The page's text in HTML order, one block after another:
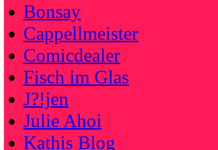
Bonsay
Cappellmeister
Comicdealer
Fisch im Glas
J?!jen
Julie Ahoi
Kathis Blog